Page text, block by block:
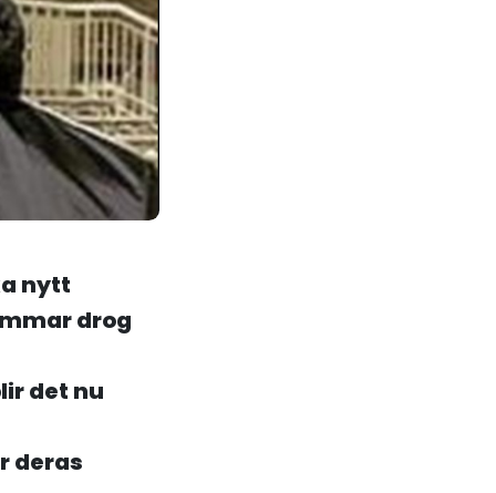
nytt
drog
det nu
deras